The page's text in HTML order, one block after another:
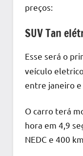
preços:
SUV Tan
Esse será o
veículo
entre janeiro e
O carro terá
hora em 4,9
NEDC e 400